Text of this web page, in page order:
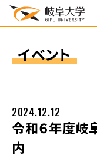
イベント
令和６年度岐
内
2024.12.12